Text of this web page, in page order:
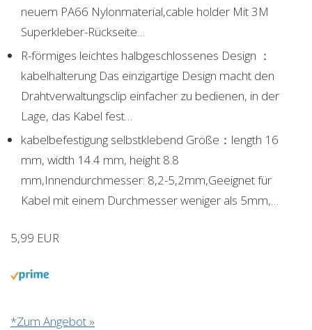
neuem PA66 Nylonmaterial,cable holder Mit 3M
Superkleber-Rückseite…
R-förmiges leichtes halbgeschlossenes Design ：
kabelhalterung Das einzigartige Design macht den
Drahtverwaltungsclip einfacher zu bedienen, in der
Lage, das Kabel fest…
kabelbefestigung selbstklebend Größe：length 16
mm, width 14.4 mm, height 8.8
mm,Innendurchmesser: 8,2-5,2mm,Geeignet für
Kabel mit einem Durchmesser weniger als 5mm,…
5,99 EUR
*Zum Angebot »